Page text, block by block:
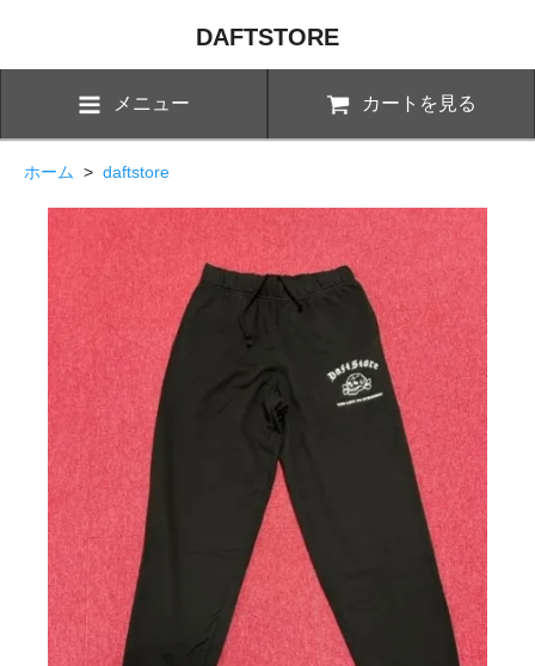
DAFTSTORE
メニュー カートを見る
ホーム > daftstore